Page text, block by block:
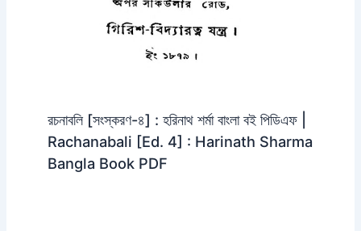
রচনাবলি [সংস্করণ-৪] : হরিনাথ শর্মা বাংলা বই পিডিএফ |
Rachanabali [Ed. 4] : Harinath Sharma
Bangla Book PDF